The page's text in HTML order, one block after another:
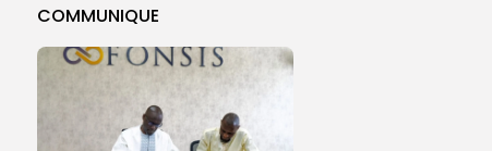
COMMUNIQUE